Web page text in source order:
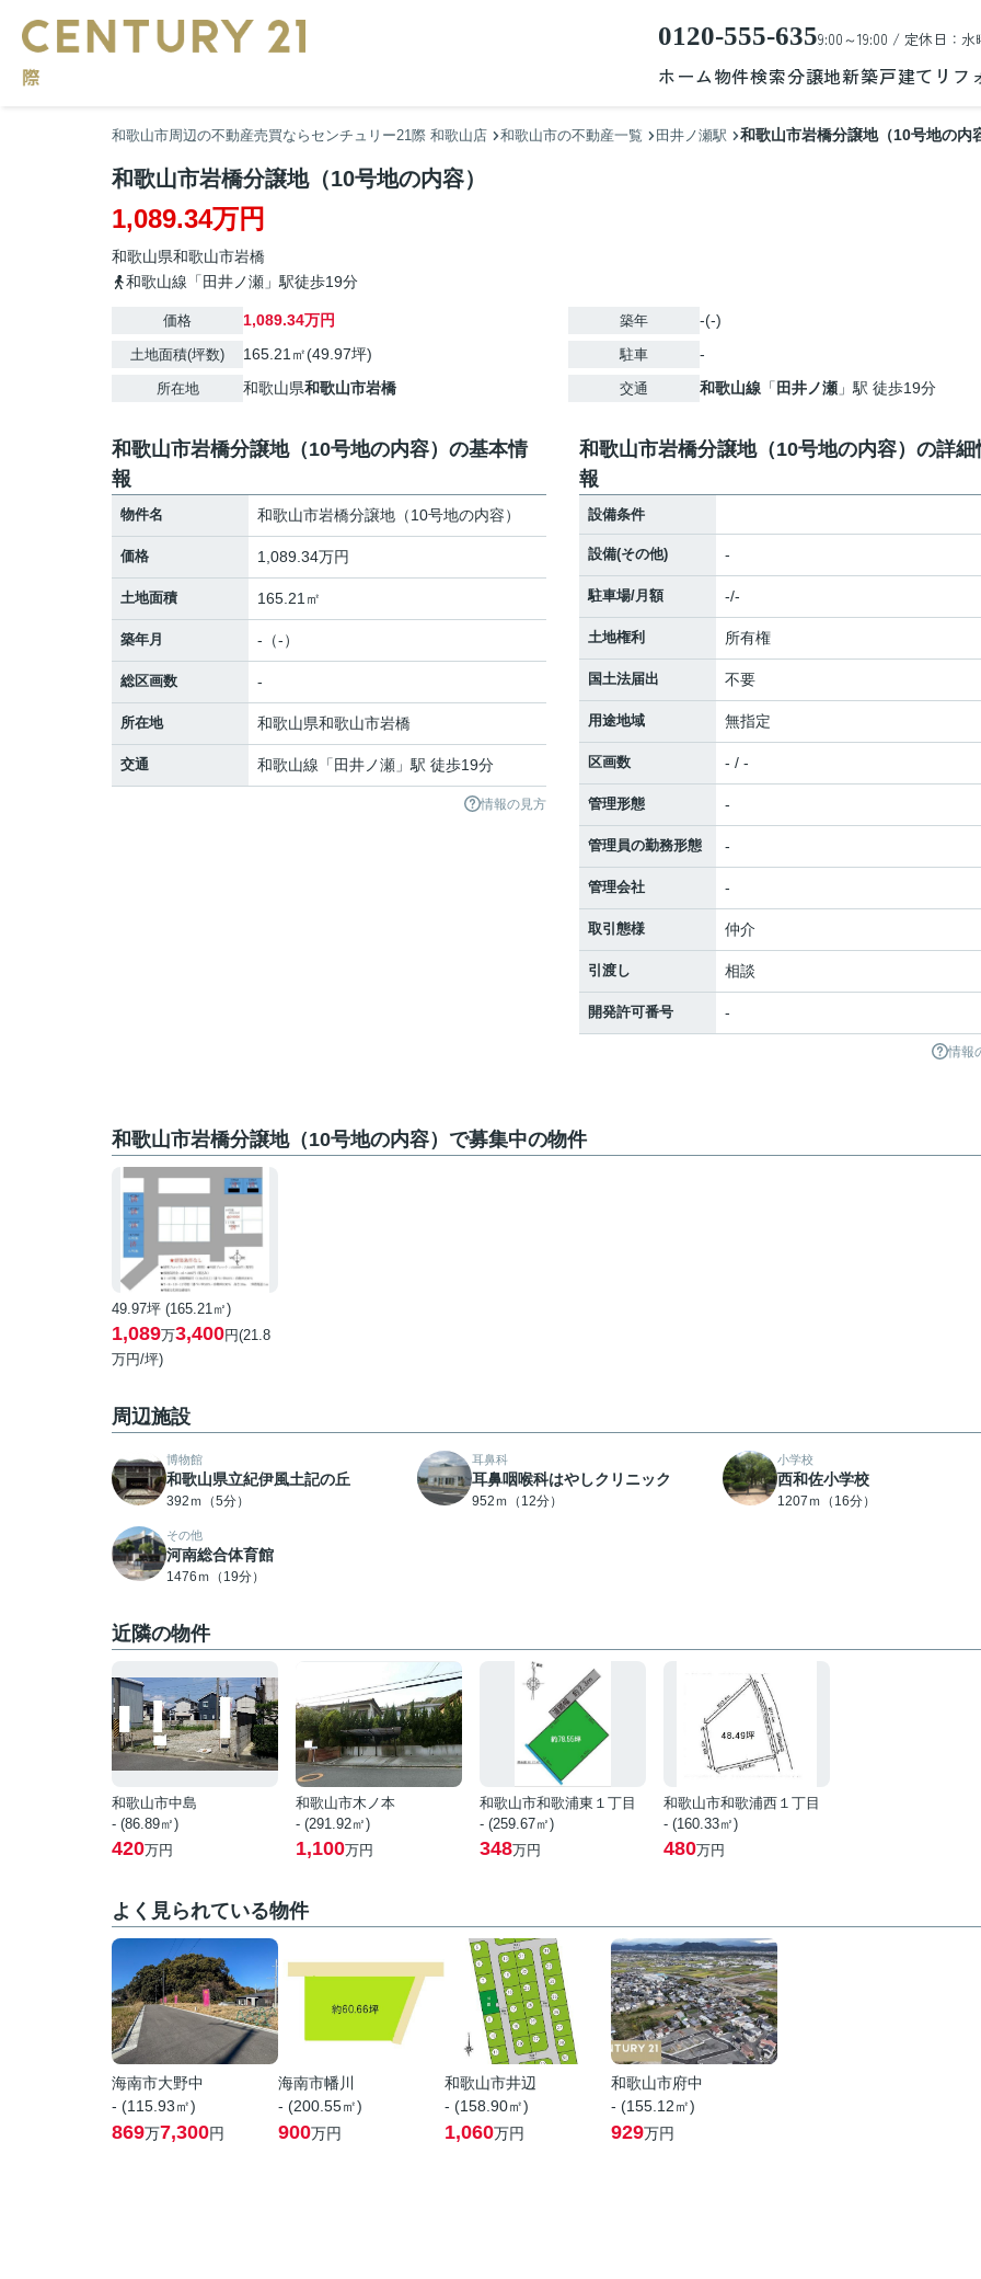
0120-555-6359:00～19:00 / 定休日：水
ホーム物件検索分譲地新築戸建て リフ
和歌山市周辺の不動産売買ならセンチュリー21際 和歌山店 和歌山市の不動産一覧 田井ノ瀬駅 和歌山市岩橋分譲地（10号地の内
和歌山市岩橋分譲地（10号地の内容）
1,089.34万円
和歌山県和歌山市岩橋
和歌山線「田井ノ瀬」駅徒歩19分
価格 1,089.34万円
土地面積(坪数) 165.21㎡(49.97坪)
所在地 和歌山県和歌山市岩橋
築年 -(-)
駐車 -
交通 和歌山線 「 田井ノ瀬 」駅 徒歩19分
和歌山市岩橋分譲地（10号地の内容）の基本情
報
物件名 和歌山市岩橋分譲地（10号地の内容）
価格 1,089.34万円
土地面積 165.21㎡
築年月 -（-）
総区画数 -
所在地 和歌山県和歌山市岩橋
交通 和歌山線 「 田井ノ瀬 」駅 徒歩19分
情報の見方
和歌山市岩橋分譲地（10号地の内容）の詳細
報
設備条件
設備(その他) -
駐車場/月額 -/-
土地権利 所有権
国土法届出 不要
用途地域 無指定
区画数 - / -
管理形態 -
管理員の勤務形態 -
管理会社 -
取引態様 仲介
引渡し 相談
開発許可番号 -
情報
和歌山市岩橋分譲地（10号地の内容）で募集中の物件
49.97坪 (165.21㎡)
1,089万3,400円(21.8
万円/坪)
周辺施設
博物館
和歌山県立紀伊風土記の丘
392ｍ（5分）
耳鼻科
耳鼻咽喉科はやしクリニック
952ｍ（12分）
小学校
西和佐小学校
1207ｍ（16分）
その他
河南総合体育館
1476ｍ（19分）
近隣の物件
和歌山市中島
- (86.89㎡)
420万円
和歌山市木ノ本
- (291.92㎡)
1,100万円
和歌山市和歌浦東１丁目
- (259.67㎡)
348万円
和歌山市和歌浦西１丁目
- (160.33㎡)
480万円
よく見られている物件
海南市大野中
- (115.93㎡)
869万7,300円
海南市幡川
- (200.55㎡)
900万円
和歌山市井辺
- (158.90㎡)
1,060万円
和歌山市府中
- (155.12㎡)
929万円